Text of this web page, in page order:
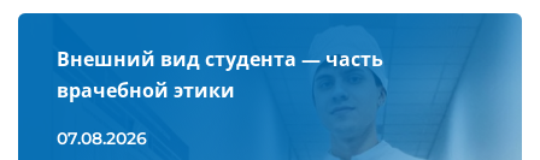
Внешний вид студента — часть
врачебной этики
07.08.2026